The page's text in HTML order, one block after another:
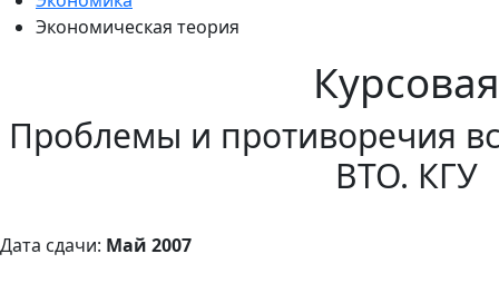
Экономическая теория
Курсовая
Проблемы и противоречия
ВТО. КГУ
Дата сдачи: Май 2007